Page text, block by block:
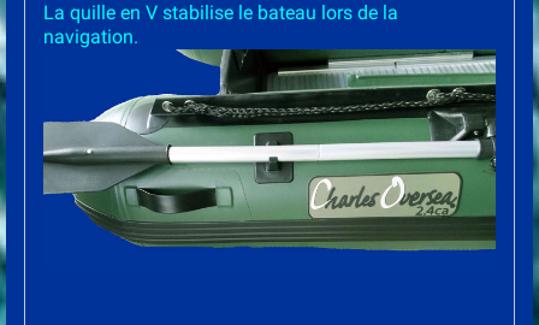
La quille en V stabilise le bateau lors de la
navigation.